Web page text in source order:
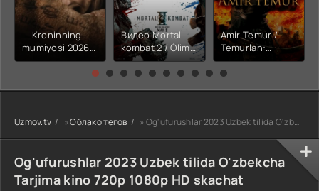
Li Kroninning
mumiyosi 2026
(uzbek tilida
kino) tarjima HD
Видео Mortal
kombat 2 / Ólim
jangi 2 (2026)
Uzbek tilida
Amir Temur /
Temurlan:
Fathchining
yuksalishi
tarjima kino Full
HD tas-ix
Uzmov.tv »Облако тегов » Og'ufurushlar 2023 Uzbek tilida O'zbekcha Tarjima kino 720p 1080p HD skachat
Og'ufurushlar 2023 Uzbek tilida O'zbekcha
Tarjima kino 720p 1080p HD skachat